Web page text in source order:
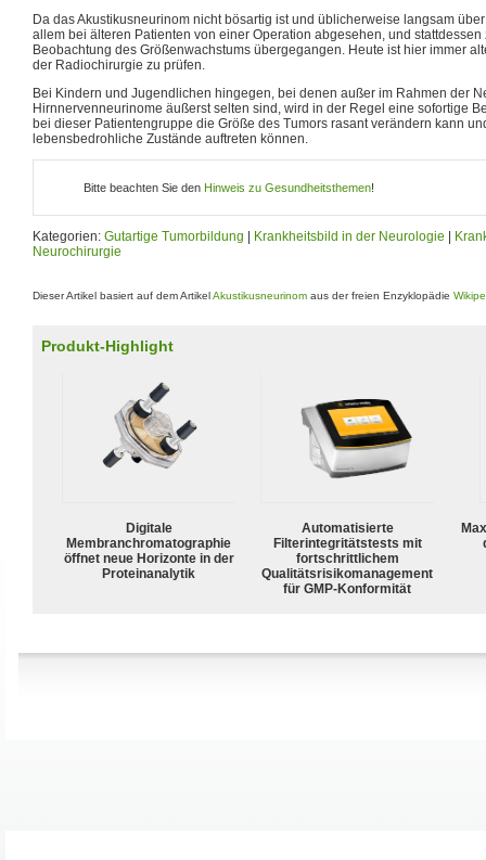
Da das Akustikusneurinom nicht bösartig ist und üblicherweise langsam
allem bei älteren Patienten von einer Operation abgesehen, und
Beobachtung des Größenwachstums übergegangen. Heute ist hier immer
der Radiochirurgie zu prüfen.
Bei Kindern und Jugendlichen hingegen, bei denen außer im Rahmen der
Hirnnervenneurinome äußerst selten sind, wird in der Regel eine sofortige
bei dieser Patientengruppe die Größe des Tumors rasant verändern kann
lebensbedrohliche Zustände auftreten können.
Bitte beachten Sie den Hinweis zu Gesundheitsthemen!
Kategorien: Gutartige Tumorbildung Krankheitsbild in der Neurologie
Neurochirurgie
Dieser Artikel basiert auf dem ArtikelAkustikusneurinom aus der freien Enzyklopädie
Produkt-Highlight
Digitale
Membranchromatographie
öffnet neue Horizonte in der
Proteinanalytik
Automatisierte
Filterintegritätstests mit
fortschrittlichem
Qualitätsrisikomanagement
für GMP-Konformität